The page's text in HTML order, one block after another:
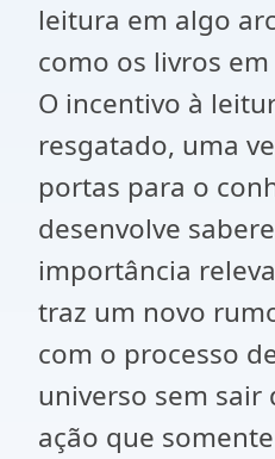
leitura em algo
como os livros em
O incentivo à
resgatado, uma
portas para o
desenvolve
importância
traz um novo
com o processo
universo sem sair
ação que